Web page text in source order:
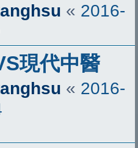
« 2016-
現代中醫
« 2016-